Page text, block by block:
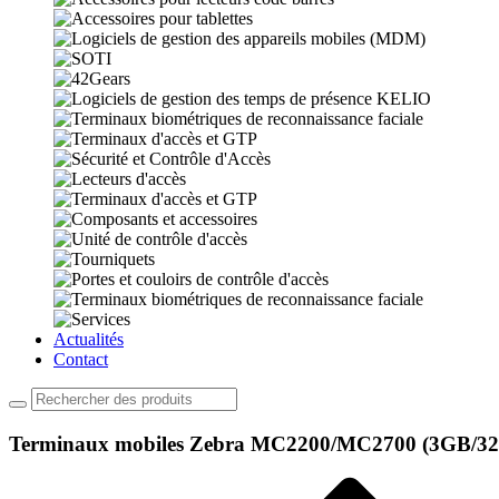
Actualités
Contact
Terminaux mobiles Zebra MC2200/MC2700 (3GB/